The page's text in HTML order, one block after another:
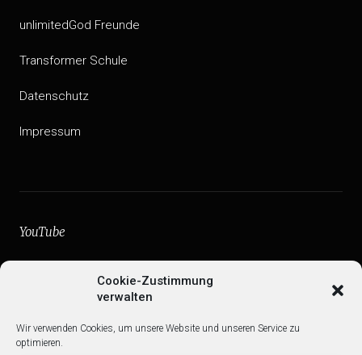
Cookie-Zustimmung
verwalten
Wir verwenden Cookies, um unsere Website und unseren Service zu
optimieren.
unlimitedGod Freunde
Transformer Schule
Datenschutz
Impressum
YouTube
Web